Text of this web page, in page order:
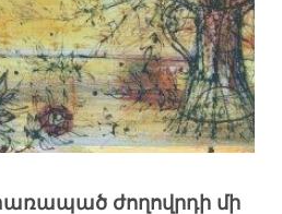
ժողովրդի մի